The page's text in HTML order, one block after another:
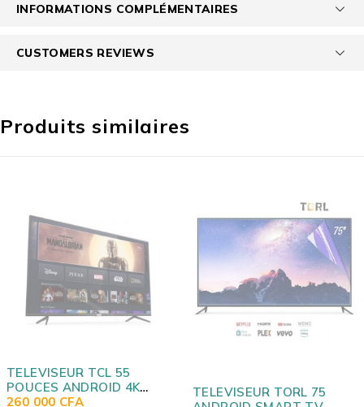
INFORMATIONS COMPLÉMENTAIRES
CUSTOMERS REVIEWS
Produits similaires
55
4K
TELEVISEUR TORL 75
TELEVISEUR